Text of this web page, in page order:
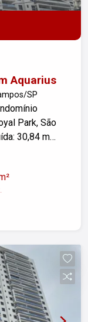
Aquarius
SP
oferece
para o seu